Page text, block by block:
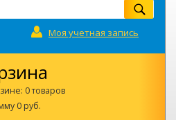
Моя учетная запись
0 товаров
0 руб.